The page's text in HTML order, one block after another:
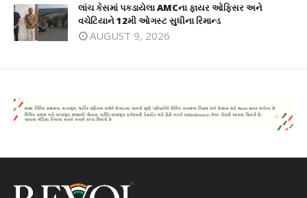
લાંચ કેસમાં પકડાયેલા AMCના ફાયર ઓફિસર અને
વચેટિયાને 12મી ઓગસ્ટ સુધીના રિમાન્ડ
AUGUST 9, 2026